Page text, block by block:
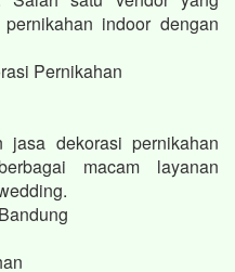
indoor dengan
Pernikahan
jasa dekorasi pernikahan
macam layanan